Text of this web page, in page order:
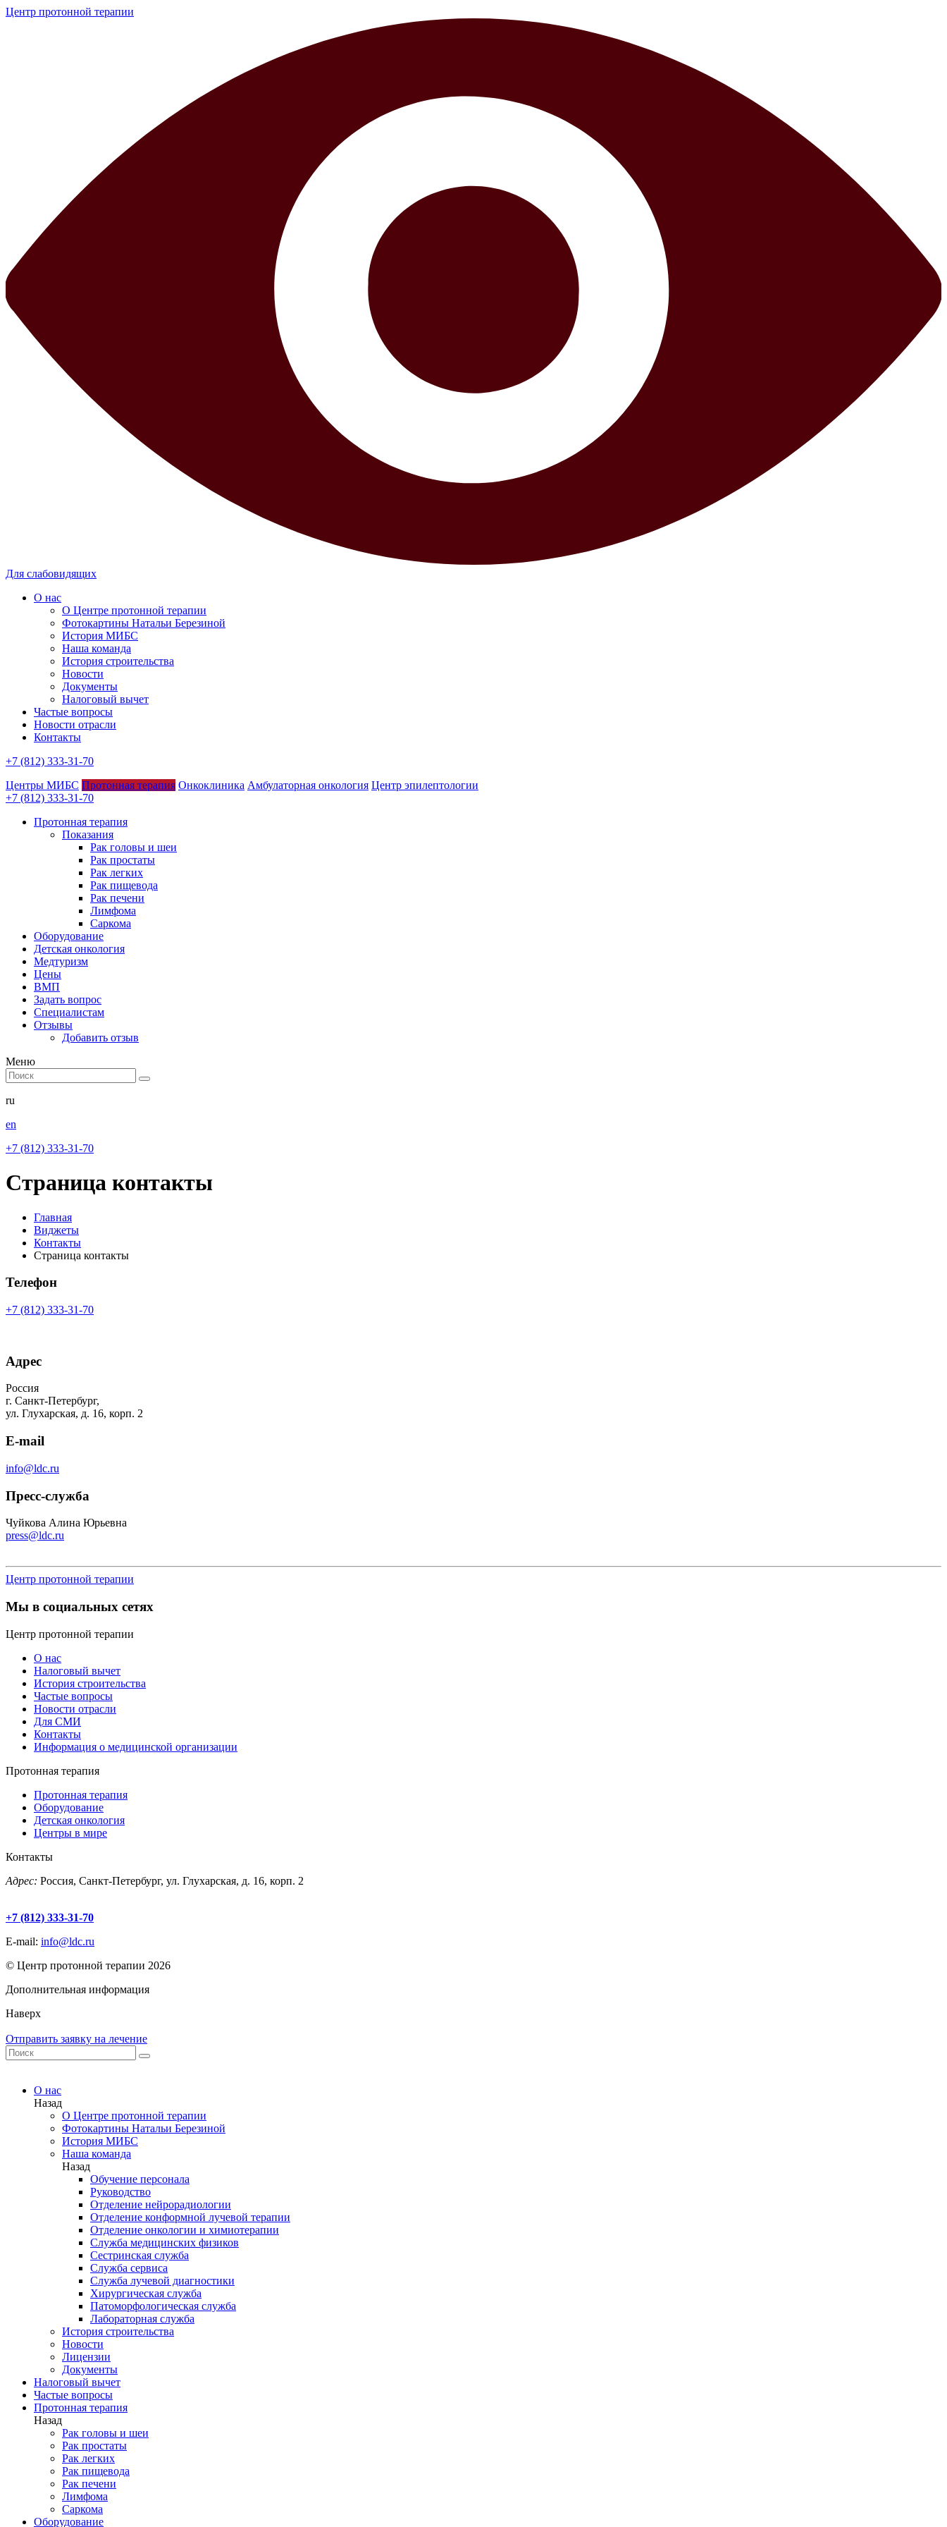
Центр протонной терапии
Для слабовидящих
О нас
О Центре протонной терапии
Фотокартины Натальи Березиной
История МИБС
Наша команда
История строительства
Новости
Документы
Налоговый вычет
Частые вопросы
Новости отрасли
Контакты
+7 (812) 333-31-70
Центры МИБС Протонная терапия Онкоклиника Амбулаторная онкология Центр эпилептологии
+7 (812) 333-31-70
Протонная терапия
Показания
Рак головы и шеи
Рак простаты
Рак легких
Рак пищевода
Рак печени
Лимфома
Саркома
Оборудование
Детская онкология
Медтуризм
Цены
ВМП
Задать вопрос
Специалистам
Отзывы
Добавить отзыв
Меню
ru
en
+7 (812) 333-31-70
Страница контакты
Главная
Виджеты
Контакты
Страница контакты
Телефон
+7 (812) 333-31-70
Адрес
Россия
г. Санкт-Петербург,
ул. Глухарская, д. 16, корп. 2
E-mail
info@ldc.ru
Пресс-служба
Чуйкова Алина Юрьевна
press@ldc.ru
Центр протонной терапии
Мы в социальных сетях
Центр протонной терапии
О нас
Налоговый вычет
История строительства
Частые вопросы
Новости отрасли
Для СМИ
Контакты
Информация о медицинской организации
Протонная терапия
Протонная терапия
Оборудование
Детская онкология
Центры в мире
Контакты
Адрес: Россия, Санкт-Петербург, ул. Глухарская, д. 16, корп. 2
+7 (812) 333-31-70
E-mail: info@ldc.ru
© Центр протонной терапии 2026
Дополнительная информация
Наверх
Отправить заявку на лечение
О нас
Назад
О Центре протонной терапии
Фотокартины Натальи Березиной
История МИБС
Наша команда
Назад
Обучение персонала
Руководство
Отделение нейрорадиологии
Отделение конформной лучевой терапии
Отделение онкологии и химиотерапии
Служба медицинских физиков
Сестринская служба
Служба сервиса
Служба лучевой диагностики
Хирургическая служба
Патоморфологическая служба
Лабораторная служба
История строительства
Новости
Лицензии
Документы
Налоговый вычет
Частые вопросы
Протонная терапия
Назад
Рак головы и шеи
Рак простаты
Рак легких
Рак пищевода
Рак печени
Лимфома
Саркома
Оборудование